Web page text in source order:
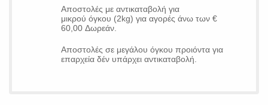
Αποστολές με αντικαταβολή για
μικρού όγκου (2kg) για αγορές άνω των €
60,00 Δωρεάν.
Αποστολές σε μεγάλου όγκου προιόντα για
επαρχεία δέν υπάρχει αντικαταβολή.